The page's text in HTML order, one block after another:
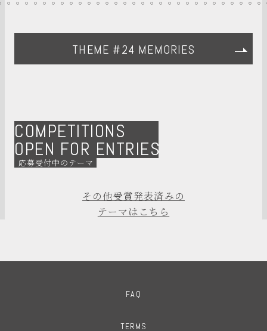
THEME #24 MEMORIES
COMPETITIONS
OPEN FOR ENTRIES
応募受付中のテーマ
その他受賞発表済みの
テーマはこちら
FAQ
TERMS